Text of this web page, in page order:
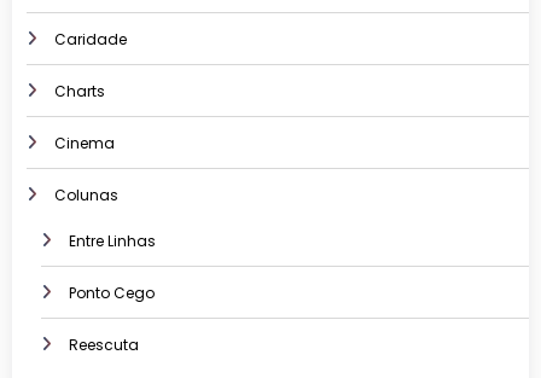
Caridade
Charts
Cinema
Colunas
Entre Linhas
Ponto Cego
Reescuta